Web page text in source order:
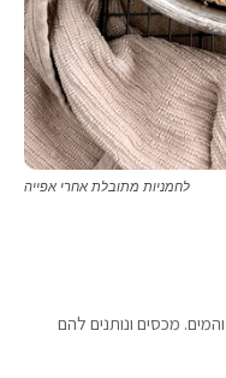
לחמניות מתובלת אחרי אפייה
מכסים ונותנים להם